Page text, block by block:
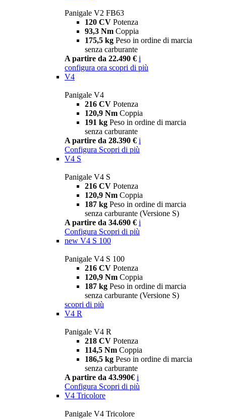
Panigale V2 FB63
120 CV Potenza
93,3 Nm Coppia
175,5 kg Peso in ordine di marcia
senza carburante
A partire da 22.490 € i
configura ora scopri di più
V4
Panigale V4
216 CV Potenza
120,9 Nm Coppia
191 kg Peso in ordine di marcia
senza carburante
A partire da 28.390 € i
Configura Scopri di più
V4 S
Panigale V4 S
216 CV Potenza
120,9 Nm Coppia
187 kg Peso in ordine di marcia
senza carburante (Versione S)
A partire da 34.690 € i
Configura Scopri di più
new V4 S 100
Panigale V4 S 100
216 CV Potenza
120,9 Nm Coppia
187 kg Peso in ordine di marcia
senza carburante (Versione S)
scopri di più
V4 R
Panigale V4 R
218 CV Potenza
114,5 Nm Coppia
186,5 kg Peso in ordine di marcia
senza carburante
A partire da 43.990€ i
Configura Scopri di più
V4 Tricolore
Panigale V4 Tricolore